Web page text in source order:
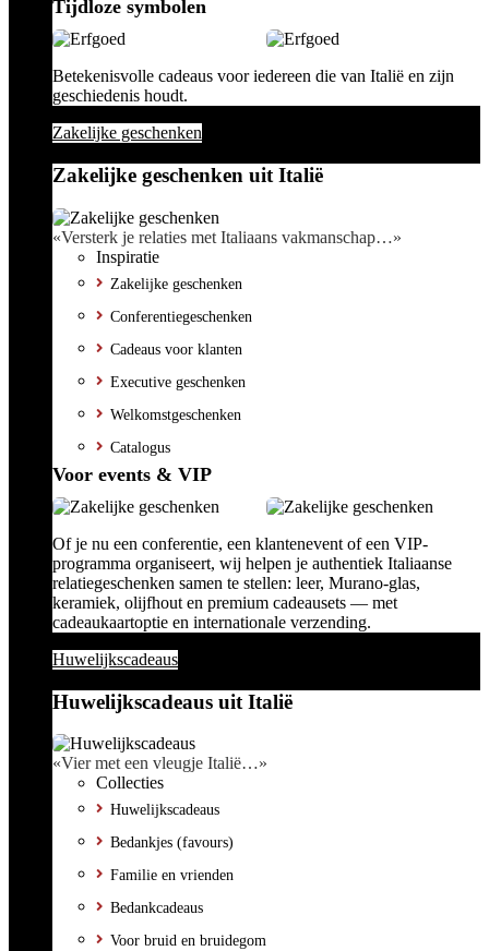
Tijdloze symbolen
Betekenisvolle cadeaus voor iedereen die van Italië en zijn
geschiedenis houdt.
Zakelijke geschenken
Zakelijke geschenken uit Italië
«Versterk je relaties met Italiaans vakmanschap…»
Inspiratie
Zakelijke geschenken
Conferentiegeschenken
Cadeaus voor klanten
Executive geschenken
Welkomstgeschenken
Catalogus
Voor events & VIP
Of je nu een conferentie, een klantenevent of een VIP-
programma organiseert, wij helpen je authentiek Italiaanse
relatiegeschenken samen te stellen: leer, Murano-glas,
keramiek, olijfhout en premium cadeausets — met
cadeaukaartoptie en internationale verzending.
Huwelijkscadeaus
Huwelijkscadeaus uit Italië
«Vier met een vleugje Italië…»
Collecties
Huwelijkscadeaus
Bedankjes (favours)
Familie en vrienden
Bedankcadeaus
Voor bruid en bruidegom